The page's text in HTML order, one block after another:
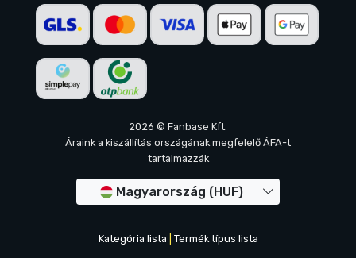
2026 © Fanbase Kft.
Áraink a kiszállítás országának megfelelő ÁFA-t
tartalmazzák
Magyarország (HUF)
Kategória lista Termék típus lista